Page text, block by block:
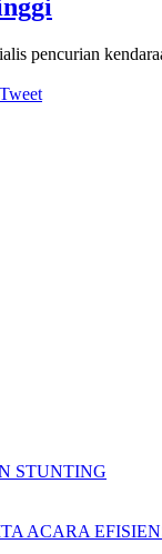
pencurian
Tweet
STUNTING
ACARA